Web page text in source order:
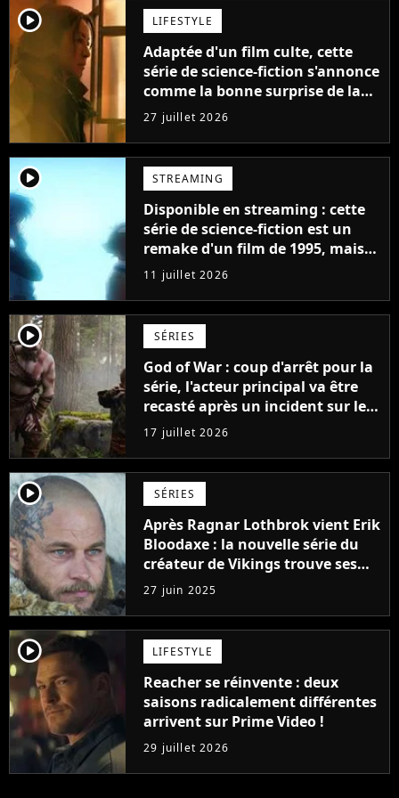
player2 LIFESTYLE
Adaptée d'un film culte, cette
série de science-fiction s'annonce
comme la bonne surprise de la
fin d'année
27 juillet 2026
player2 STREAMING
Disponible en streaming : cette
série de science-fiction est un
remake d'un film de 1995, mais
une évolution change
absolument tout
11 juillet 2026
player2 SÉRIES
God of War : coup d'arrêt pour la
série, l'acteur principal va être
recasté après un incident sur le
tournage
17 juillet 2026
player2 SÉRIES
Après Ragnar Lothbrok vient Erik
Bloodaxe : la nouvelle série du
créateur de Vikings trouve ses
acteurs principaux
27 juin 2025
player2 LIFESTYLE
Reacher se réinvente : deux
saisons radicalement différentes
arrivent sur Prime Video !
29 juillet 2026